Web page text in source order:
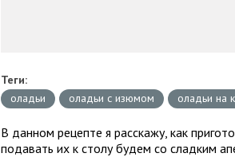
Теги:
оладьи
оладьи с изюмом оладьи на
В данном рецепте я расскажу, как
подавать их к столу будем со сладким